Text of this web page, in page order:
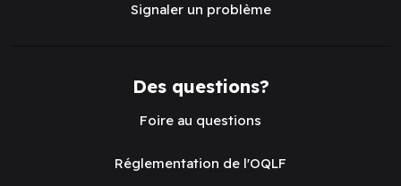
Signaler un problème
Des questions?
Foire au questions
Réglementation de l'OQLF